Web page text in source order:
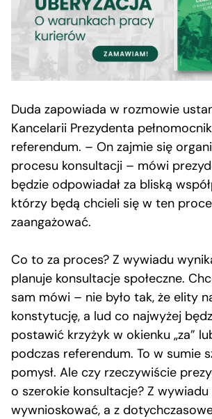
Duda zapowiada w rozmowie
Kancelarii Prezydenta
referendum. – On zajmie się
procesu konsultacji – mówi
będzie odpowiadał za bliską
którzy będą chcieli się w ten
zaangażować.
Co to za proces? Z wywiadu
planuje konsultacje społeczne.
sam mówi – nie było tak, że elity
konstytucję, a lud co najwyżej
postawić krzyżyk w okienku „za”
podczas referendum. To w sumie
pomysł. Ale czy rzeczywiście
o szerokie konsultacje? Z
wywnioskować, a z